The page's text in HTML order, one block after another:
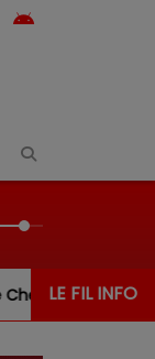
LE FIL INFO
de l'eau